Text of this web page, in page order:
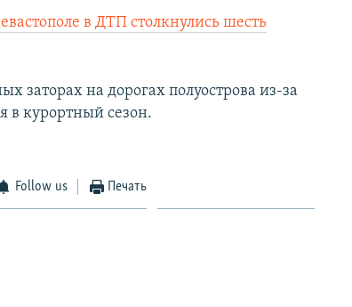
в ДТП столкнулись шесть
заторах на дорогах полуострова из-за
в курортный сезон.
Follow us Печать